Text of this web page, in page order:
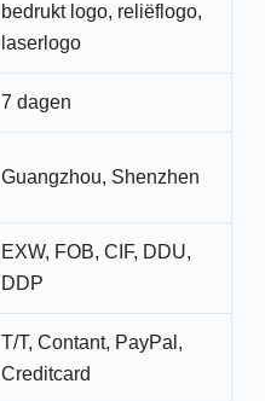
bedrukt logo, reliëflogo,
laserlogo
7 dagen
Guangzhou, Shenzhen
EXW, FOB, CIF, DDU,
DDP
T/T, Contant, PayPal,
Creditcard